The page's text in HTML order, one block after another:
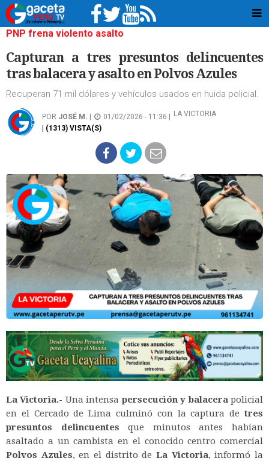
PNP frena violento asalto
Capturan a tres presuntos delincuentes
tras balacera y asalto en Polvos Azules
Recuperan 71 mil dólares y vehículos usados en huida policial.
POR JOSÉ M. 01/02/2026 - 11:36 |
LA VICTORIA
| (1313) VISTA(S)
La Victoria.- Una intensa persecución y balacerapolicial
en el Cercado de Lima culminó con la captura de tres
presuntos delincuentes que minutos antes habían
asaltado a un cambista en el conocido centro comercial
Polvos Azules, en el distrito deLa Victoria, informó la